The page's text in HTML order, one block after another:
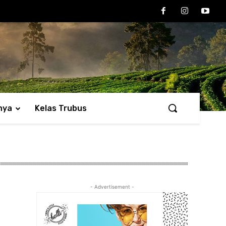
Kelas Trubus
- Advertisement -